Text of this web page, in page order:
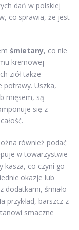
dań w polskiej
co sprawia, że jest
śmietany, co nie
kremowej
ziół także
potrawy. Uszka,
mięsem, są
się z
również podać
w towarzystwie
kasza, co czyni go
okazje lub
dodatkami, śmiało
przykład, barszcz z
smaczne